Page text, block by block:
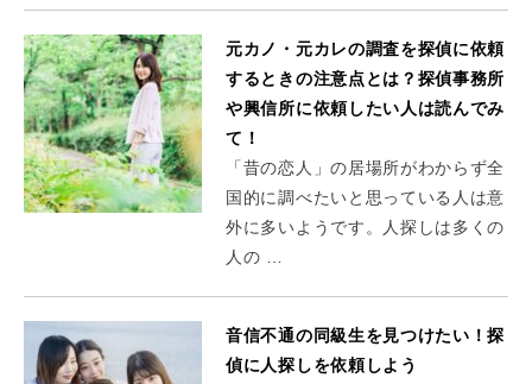
元カノ・元カレの調査を探偵に依頼
するときの注意点とは？探偵事務所
や興信所に依頼したい人は読んでみ
て！
「昔の恋人」の居場所がわからず全
国的に調べたいと思っている人は意
外に多いようです。人探しは多くの
人の …
音信不通の同級生を見つけたい！探
偵に人探しを依頼しよう